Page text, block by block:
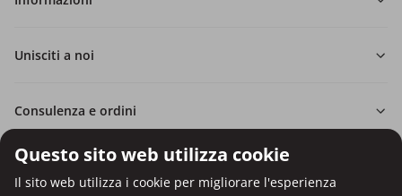
Questo sito web utilizza cookie
Il sito web utilizza i cookie per migliorare l'esperienza
Unisciti a noi
Consulenza e ordini